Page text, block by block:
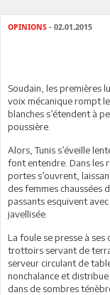
OPINIONS - 02.01.2015
Soudain, les premières
voix mécanique rompt
blanches s’étendent à
poussière.
Alors, Tunis s’éveille
font entendre. Dans les
portes s’ouvrent,
des femmes chaussées
passants esquivent
javellisée.
La foule se presse à
trottoirs servant de
serveur circulant de
nonchalance et
dans de sombres